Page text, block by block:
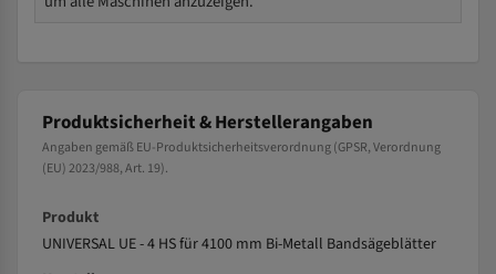
Produktsicherheit & Herstellerangaben
Angaben gemäß EU-Produktsicherheitsverordnung (GPSR, Verordnung
(EU) 2023/988, Art. 19).
Produkt
UNIVERSAL UE - 4 HS für 4100 mm Bi-Metall Bandsägeblätter